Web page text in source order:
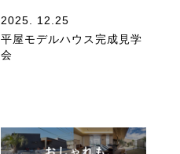
2025. 12.25
平屋モデルハウス完成見学
会